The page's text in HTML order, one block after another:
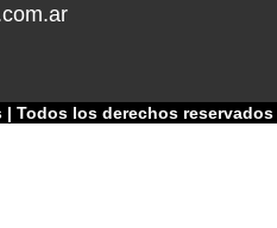
| Todos los derechos reservados